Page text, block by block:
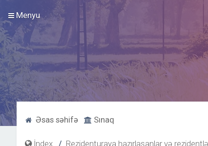
Menyu
Əsas səhifə Sınaq
İndex Rezidenturaya hazırlaşanlar və